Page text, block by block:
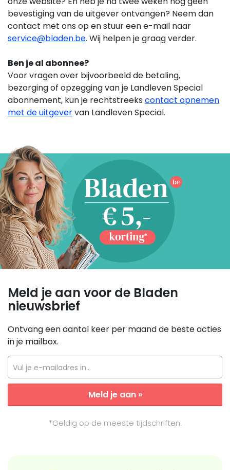
bevestiging van de uitgever ontvangen? Neem dan
contact met ons op en stuur een e-mail naar
service@bladen.be. Wij helpen je graag verder.
Ben je al abonnee?
Voor vragen over bijvoorbeeld de betaling,
bezorging of opzegging van je Landleven Special
abonnement, kun je rechtstreeks contact opnemen
met de uitgevervan Landleven Special.
Meld je aan voor de Bladen
nieuwsbrief
Ontvang een aantal keer per maand de beste acties
in je mailbox.
Vul je e-mailadres in...
Meld je aan »
*Geldig op de meeste tijdschriften.